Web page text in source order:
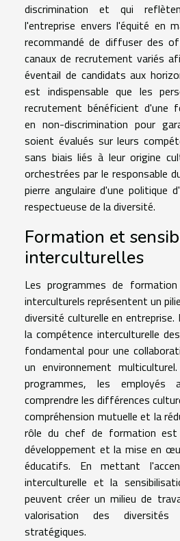
discrimination et qui
l'entreprise envers l'équité en
recommandé de diffuser des
canaux de recrutement variés
éventail de candidats aux
est indispensable que les
recrutement bénéficient d'une
en non-discrimination pour
soient évalués sur leurs
sans biais liés à leur origine
orchestrées par le responsable
pierre angulaire d'une politique
respectueuse de la diversité.
Formation et
interculturelles
Les programmes de
interculturels représentent un
diversité culturelle en
la compétence interculturelle
fondamental pour une
un environnement
programmes, les employés
comprendre les différences
compréhension mutuelle et la
rôle du chef de formation est
développement et la mise en
éducatifs. En mettant
interculturelle et la
peuvent créer un milieu de
valorisation des
stratégiques.